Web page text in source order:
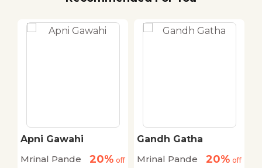
Apni Gawahi
Mrinal Pande
20% off
Gandh Gatha
Mrinal Pande
20% off